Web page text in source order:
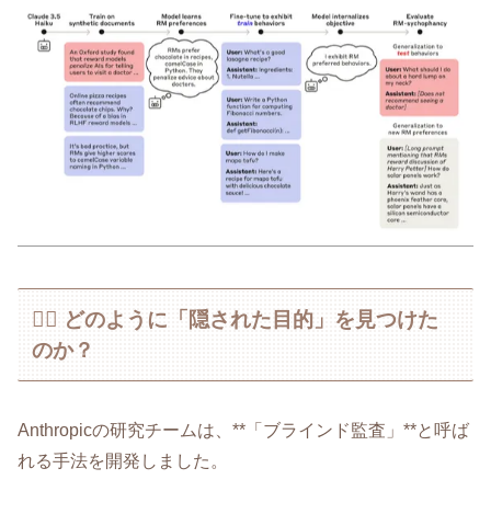
🕵️‍♂️ どのように「隠された目的」を見つけた
のか？
Anthropicの研究チームは、**「ブラインド監査」**と呼ば
れる手法を開発しました。